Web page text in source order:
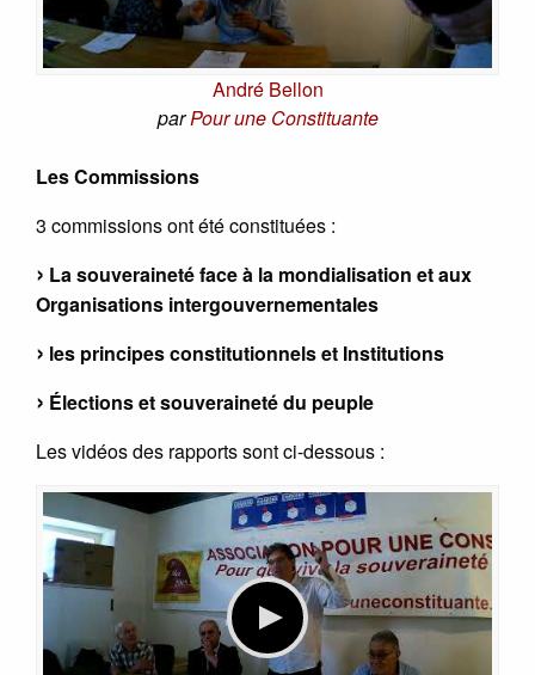
André Bellon
parPour une Constituante
Les Commissions
3 commissions ont été constituées :
La souveraineté face à la mondialisation et aux
Organisations intergouvernementales
les principes constitutionnels et Institutions
Élections et souveraineté du peuple
Les vidéos des rapports sont ci-dessous :